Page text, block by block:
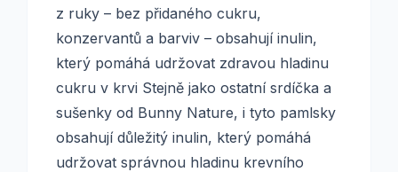
z ruky – bez přidaného cukru,
konzervantů a barviv – obsahují inulin,
který pomáhá udržovat zdravou hladinu
cukru v krvi Stejně jako ostatní srdíčka a
sušenky od Bunny Nature, i tyto pamlsky
obsahují důležitý inulin, který pomáhá
udržovat správnou hladinu krevního